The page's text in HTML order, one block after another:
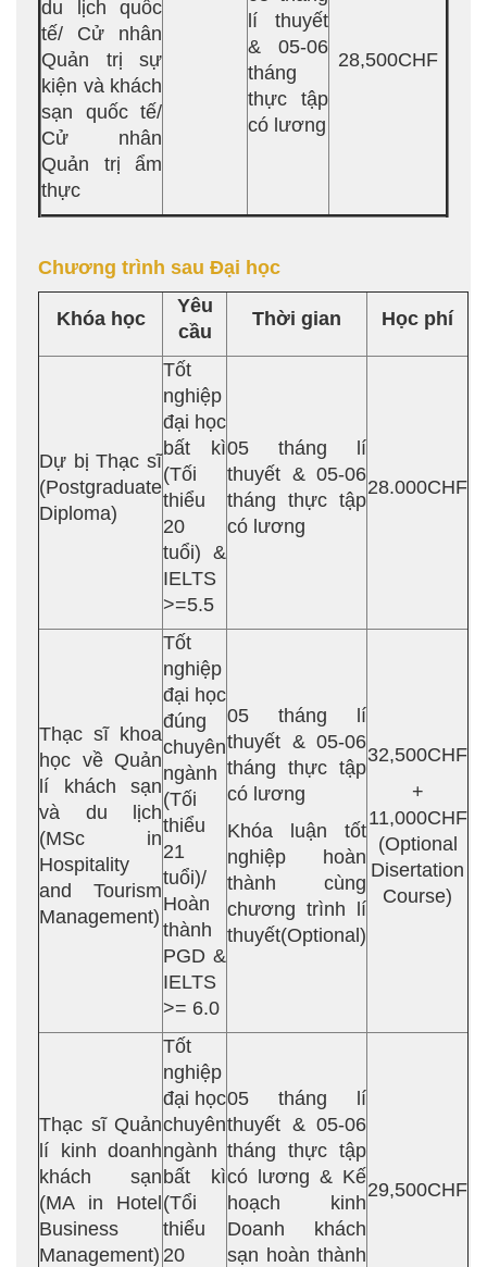
du lịch quốc
tế/ Cử nhân
Quản trị sự
kiện và khách
sạn quốc tế/
Cử nhân
Quản trị ẩm
thực
lí thuyết
& 05-06
tháng
thực tập
có lương
28,500CHF
Chương trình sau Đại học
Khóa học
Yêu
cầu
Thời gian Học phí
Dự bị Thạc sĩ
(Postgraduate
Diploma)
Tốt
nghiệp
đại học
bất kì
(Tối
thiểu
20
tuổi) &
IELTS
>=5.5
05 tháng lí
thuyết & 05-06
tháng thực tập
có lương
28.000CHF
Thạc sĩ khoa
học về Quản
lí khách sạn
và du lịch
(MSc in
Hospitality
and Tourism
Management)
Tốt
nghiệp
đại học
đúng
chuyên
ngành
(Tối
thiểu
21
tuổi)/
Hoàn
thành
PGD &
IELTS
>= 6.0
05 tháng lí
thuyết & 05-06
tháng thực tập
có lương
Khóa luận tốt
nghiệp hoàn
thành cùng
chương trình lí
thuyết(Optional)
32,500CHF
+
11,000CHF
(Optional
Disertation
Course)
Thạc sĩ Quản
lí kinh doanh
khách sạn
(MA in Hotel
Business
Management)
Tốt
nghiệp
đại học
chuyên
ngành
bất kì
(Tổi
thiểu
20
05 tháng lí
thuyết & 05-06
tháng thực tập
có lương & Kế
hoạch kinh
Doanh khách
sạn hoàn thành
29,500CHF